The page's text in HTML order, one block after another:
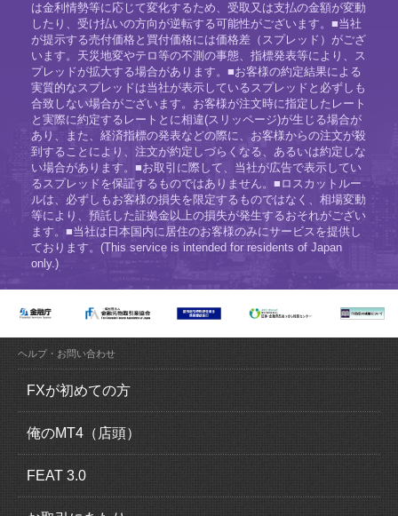
は金利情勢等に応じて変化するため、受取又は支払の金額が変動
したり、受け払いの方向が逆転する可能性がございます。■当社
が提示する売付価格と買付価格には価格差（スプレッド）がござ
います。天災地変やテロ等の不測の事態、指標発表等により、ス
プレッドが拡大する場合があります。■お客様の約定結果による
実質的なスプレッドは当社が表示しているスプレッドと必ずしも
合致しない場合がございます。お客様が注文時に指定したレート
と実際に約定するレートとに相違(スリッページ)が生じる場合が
あり、また、経済指標の発表などの際に、お客様からの注文が殺
到することにより、注文が約定しづらくなる、あるいは約定しな
い場合があります。■お取引に際して、当社が広告で表示してい
るスプレッドを保証するものではありません。■ロスカットルー
ルは、必ずしもお客様の損失を限定するものではなく、相場変動
等により、預託した証拠金以上の損失が発生するおそれがござい
ます。■当社は日本国内に居住のお客様のみにサービスを提供し
ております。(This service is intended for residents of Japan
only.)
ヘルプ・お問い合わせ
FXが初めての方
FX（外国為替証拠金取引）とは？
FXの魅力とは？
俺のMT4（店頭）
俺のMT4（MetaTrader4）の特徴
FEAT 3.0